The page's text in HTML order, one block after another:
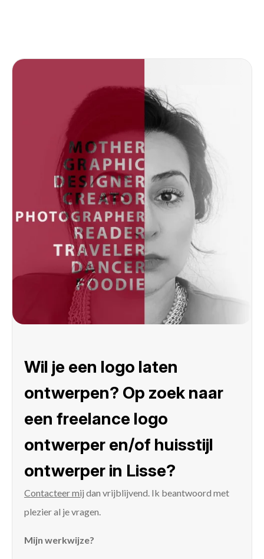
Wil je een logo laten
ontwerpen? Op zoek naar
een freelance logo
ontwerper en/of huisstijl
ontwerper in Lisse?
Contacteer mij dan vrijblijvend. Ik beantwoord met
plezier al je vragen.
Mijn werkwijze?